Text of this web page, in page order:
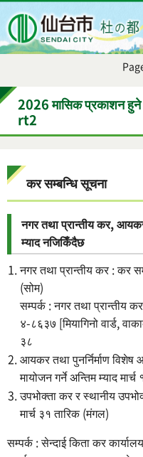
2026 मासिक प्रकाशन हुने
rt2
कर सम्बन्धि सूचना
नगर तथा प्रान्तीय कर,
म्याद नजिकिँदैछ
नगर तथा प्रान्तीय कर : कर
(सोम)
सम्पर्क : नगर तथा प्रान्तीय
४-८६३७ [मियागिनो वार्ड,
३८
आयकर तथा पुनर्निर्माण
मायोजन गर्ने अन्तिम म्याद
उपभोक्ता कर र स्थानीय
मार्च ३१ तारिक (मंगल)
सम्पर्क : सेन्दाई किता कर